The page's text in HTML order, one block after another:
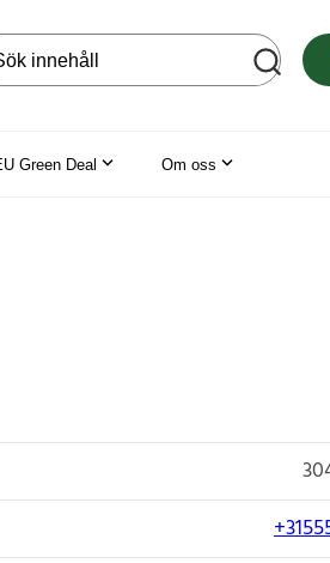
på webbplatsen
Green Deal Om oss